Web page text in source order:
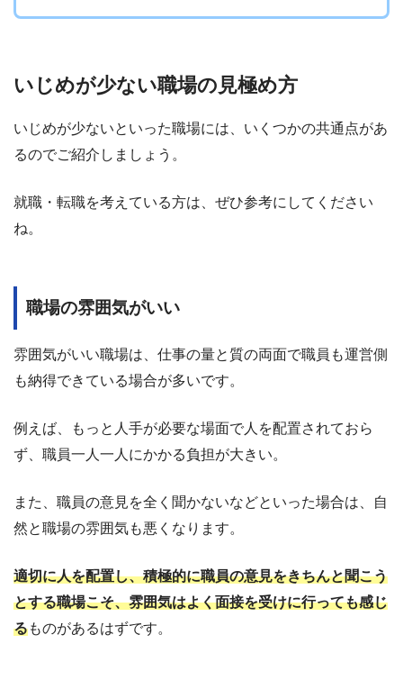
いじめが少ない職場の見極め方
いじめが少ないといった職場には、いくつかの共通点があ
るのでご紹介しましょう。
就職・転職を考えている方は、ぜひ参考にしてください
ね。
職場の雰囲気がいい
雰囲気がいい職場は、仕事の量と質の両面で職員も運営側
も納得できている場合が多いです。
例えば、もっと人手が必要な場面で人を配置されておら
ず、職員一人一人にかかる負担が大きい。
また、職員の意見を全く聞かないなどといった場合は、自
然と職場の雰囲気も悪くなります。
適切に人を配置し、積極的に職員の意見をきちんと聞こう
とする職場こそ、雰囲気はよく面接を受けに行っても感じ
るものがあるはずです。